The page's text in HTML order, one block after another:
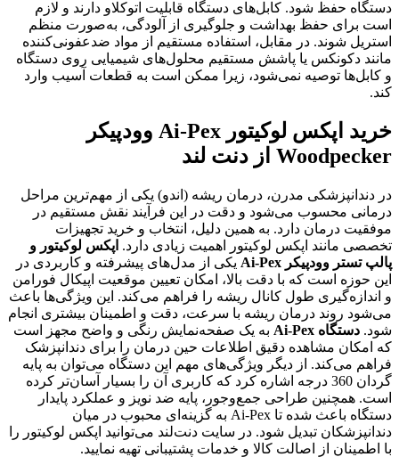
دستگاه حفظ شود. کابل‌های دستگاه قابلیت اتوکلاو دارند و لازم
است برای حفظ بهداشت و جلوگیری از آلودگی، به‌صورت منظم
استریل شوند. در مقابل، استفاده مستقیم از مواد ضدعفونی‌کننده
مانند دکونکس یا پاشش مستقیم محلول‌های شیمیایی روی دستگاه
و کابل‌ها توصیه نمی‌شود، زیرا ممکن است به قطعات آسیب وارد
کند.
خرید اپکس لوکیتور Ai-Pex وودپیکر
Woodpecker از دنت لند
در دندانپزشکی مدرن، درمان ریشه (اندو) یکی از مهم‌ترین مراحل
درمانی محسوب می‌شود و دقت در این فرآیند نقش مستقیم در
موفقیت درمان دارد. به همین دلیل، انتخاب و خرید تجهیزات
تخصصی مانند اپکس لوکیتور اهمیت زیادی دارد. اپکس لوکیتور و
پالپ تستر وودپیکر Ai-Pex
یکی از مدل‌های پیشرفته و کاربردی در
این حوزه است که با دقت بالا، امکان تعیین موقعیت اپیکال فورامن
و اندازه‌گیری طول کانال ریشه را فراهم می‌کند. این ویژگی‌ها باعث
می‌شود روند درمان ریشه با سرعت، دقت و اطمینان بیشتری انجام
شود. دستگاه Ai-Pex
به یک صفحه‌نمایش رنگی و واضح مجهز است
که امکان مشاهده دقیق اطلاعات حین درمان را برای دندانپزشک
فراهم می‌کند. از دیگر ویژگی‌های مهم این دستگاه می‌توان به پایه
گردان 360 درجه اشاره کرد که کاربری آن را بسیار آسان‌تر کرده
است. همچنین طراحی جمع‌وجور، پایه ضد نویز و عملکرد پایدار
دستگاه باعث شده تا Ai-Pex به گزینه‌ای محبوب در میان
دندانپزشکان تبدیل شود. در سایت دنت‌لند می‌توانید اپکس لوکیتور را
با اطمینان از اصالت کالا و خدمات پشتیبانی تهیه نمایید.